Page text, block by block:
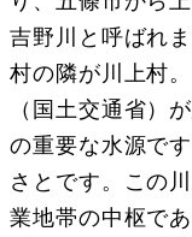
吉野川と呼ばれ
村の隣が川上村
（国土交通省）
の重要な水源で
さとです。この
業地帯の中枢で